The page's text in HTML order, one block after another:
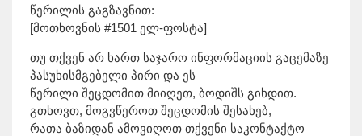
წერილის გაგზავნით:
[მოთხოვნის #1501 ელ-ფოსტა]
თუ თქვენ არ ხართ საჯარო ინფორმაციის გაცემაზე
პასუხისმგებელი პირი და ეს
წერილი შეცდომით მიიღეთ, ბოდიშს გიხდით.
გთხოვთ, მოგვწეროთ შეცდომის შესახებ,
რათა ბაზიდან ამოვიღოთ თქვენი საკონტაქტო